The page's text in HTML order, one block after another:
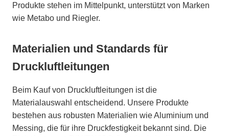
Produkte stehen im Mittelpunkt, unterstützt von Marken
wie Metabo und Riegler.
Materialien und Standards für
Druckluftleitungen
Beim Kauf von Druckluftleitungen ist die
Materialauswahl entscheidend. Unsere Produkte
bestehen aus robusten Materialien wie Aluminium und
Messing, die für ihre Druckfestigkeit bekannt sind. Die